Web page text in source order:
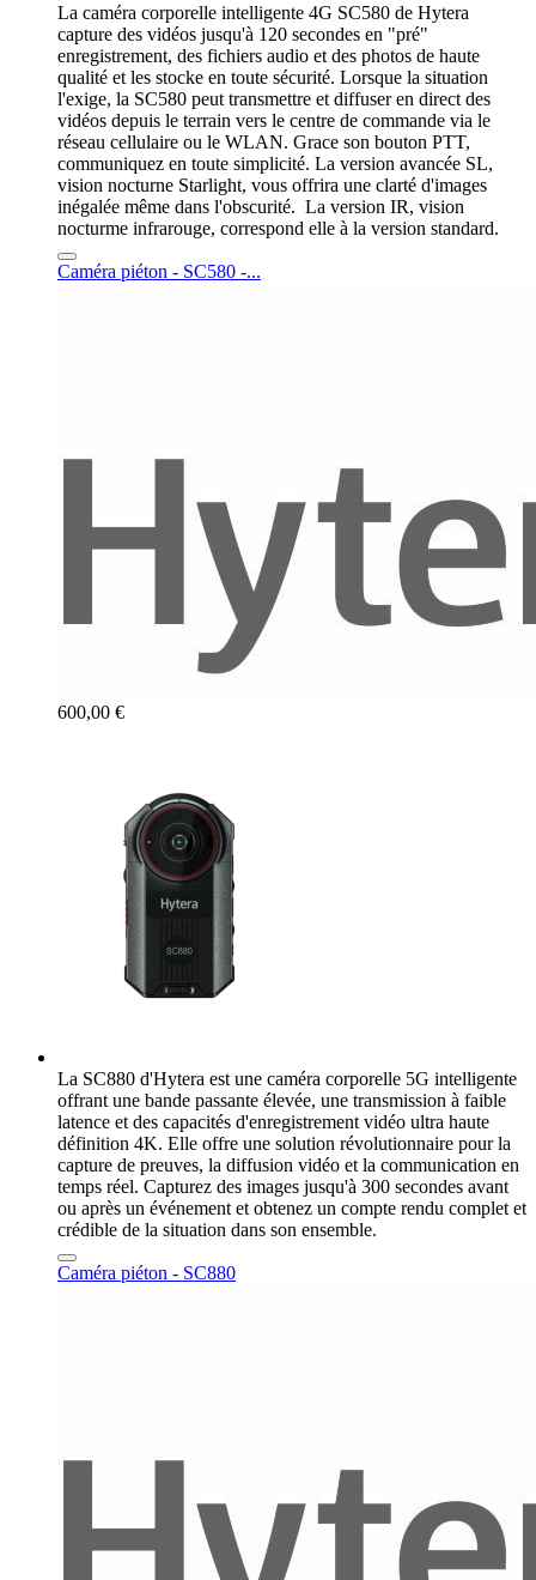
La caméra corporelle intelligente 4G SC580 de Hytera
capture des vidéos jusqu'à 120 secondes en "pré"
enregistrement, des fichiers audio et des photos de haute
qualité et les stocke en toute sécurité. Lorsque la situation
l'exige, la SC580 peut transmettre et diffuser en direct des
vidéos depuis le terrain vers le centre de commande via le
réseau cellulaire ou le WLAN. Grace son bouton PTT,
communiquez en toute simplicité. La version avancée SL,
vision nocturne Starlight, vous offrira une clarté d'images
inégalée même dans l'obscurité. La version IR, vision
nocturme infrarouge, correspond elle à la version standard.
Caméra piéton - SC580 -...
600,00 €
La SC880 d'Hytera est une caméra corporelle 5G intelligente
offrant une bande passante élevée, une transmission à faible
latence et des capacités d'enregistrement vidéo ultra haute
définition 4K. Elle offre une solution révolutionnaire pour la
capture de preuves, la diffusion vidéo et la communication en
temps réel. Capturez des images jusqu'à 300 secondes avant
ou après un événement et obtenez un compte rendu complet et
crédible de la situation dans son ensemble.
Caméra piéton - SC880